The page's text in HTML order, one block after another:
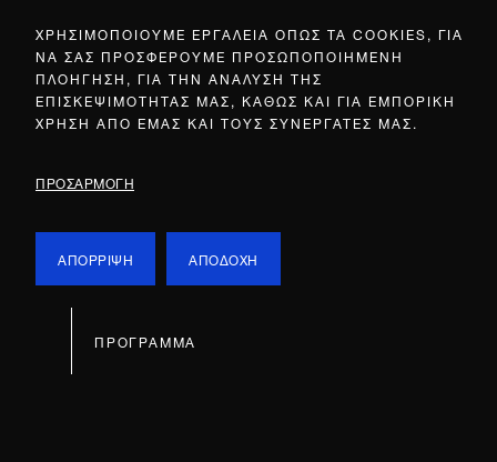
ΧΡΗΣΙΜΟΠΟΙΟΥΜΕ ΕΡΓΑΛΕΙΑ ΟΠΩΣ ΤΑ COOKIES, ΓΙΑ
ΝΑ ΣΑΣ ΠΡΟΣΦΕΡΟΥΜΕ ΠΡΟΣΩΠΟΠΟΙΗΜΕΝΗ
ΠΛΟΗΓΗΣΗ, ΓΙΑ ΤΗΝ ΑΝΑΛΥΣΗ ΤΗΣ
ΕΠΙΣΚΕΨΙΜΟΤΗΤΑΣ ΜΑΣ, ΚΑΘΩΣ ΚΑΙ ΓΙΑ ΕΜΠΟΡΙΚΗ
ΧΡΗΣΗ ΑΠΟ ΕΜΑΣ ΚΑΙ ΤΟΥΣ ΣΥΝΕΡΓΑΤΕΣ ΜΑΣ.
ΠΡΟΣΑΡΜΟΓΗ
ΑΠΟΡΡΙΨΗ ΑΠΟΔΟΧΗ
ΠΡΟΓΡΑΜΜΑ